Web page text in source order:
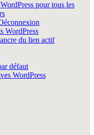
pour tous les
WordPress
du lien actif
défaut
WordPress